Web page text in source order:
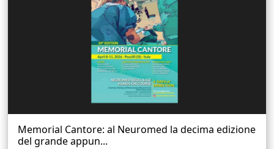
Memorial Cantore: al Neuromed la decima edizione
del grande appun...